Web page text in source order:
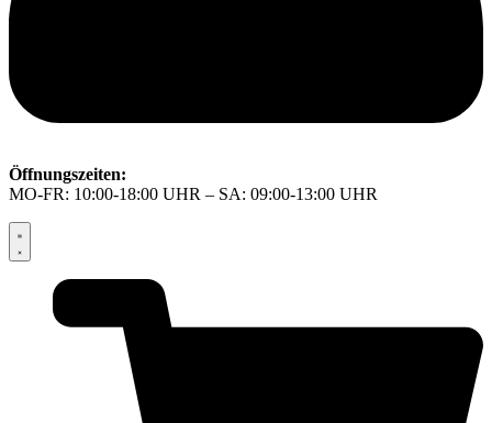
Öffnungszeiten:
MO-FR: 10:00-18:00 UHR – SA: 09:00-13:00 UHR